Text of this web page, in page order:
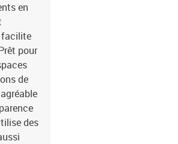
en
facilite
pour
de
des